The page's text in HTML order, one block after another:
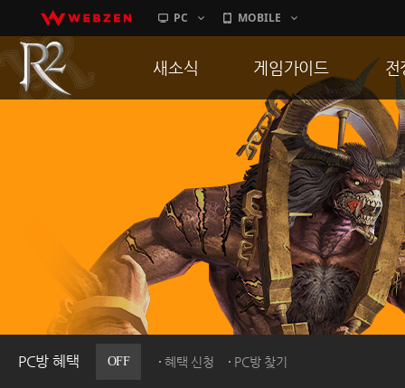
PC MOBILE
PC방 혜택 OFF 혜택 신청 PC방 찾기
새소식
이벤트
히스토리
PC방으로간다
게임가이드
게임 특징
서버가이드
신병훈련소
세부가이드
통합보급센터
전
통
공